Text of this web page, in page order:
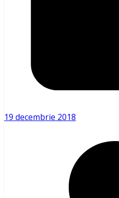
19 decembrie 2018